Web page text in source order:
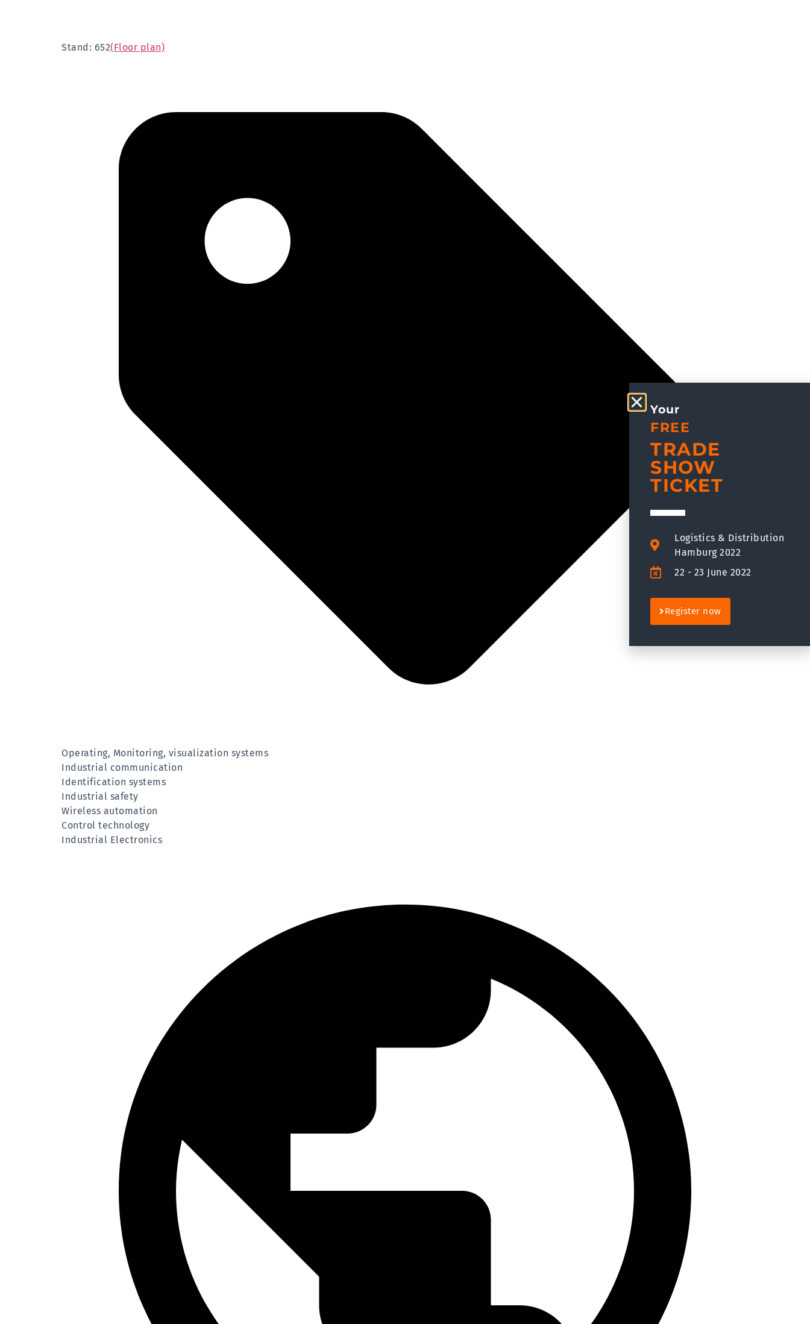
Stand: 652(Floor plan)
Operating, Monitoring, visualization systems
Industrial communication
Identification systems
Industrial safety
Wireless automation
Control technology
Industrial Electronics
Your
FREE
TRADE
SHOW
TICKET
Logistics & Distribution
Hamburg 2022
22 - 23 June 2022
Register now